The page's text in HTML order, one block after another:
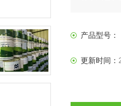
产品型号：
更新时间：